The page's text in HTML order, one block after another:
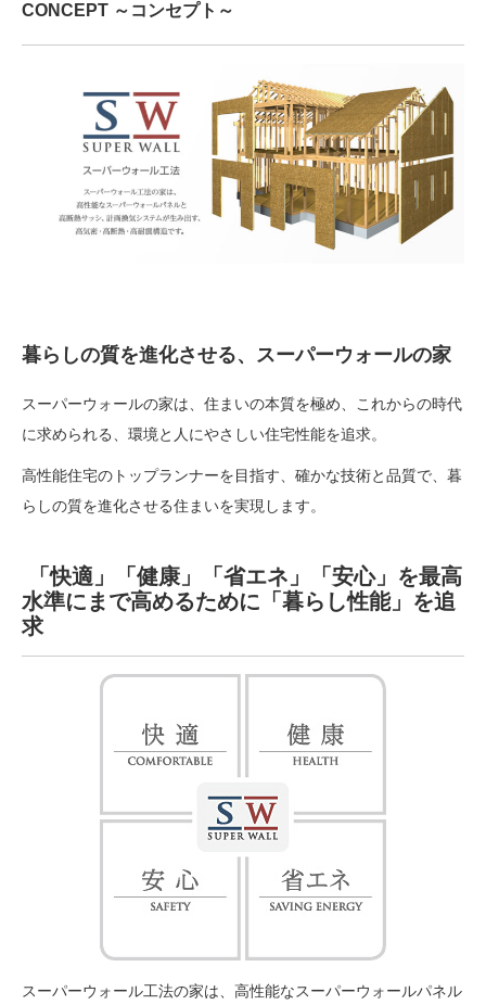
CONCEPT ～コンセプト～
暮らしの質を進化させる、スーパーウォールの家
スーパーウォールの家は、住まいの本質を極め、これからの時代
に求められる、環境と人にやさしい住宅性能を追求。
高性能住宅のトップランナーを目指す、確かな技術と品質で、暮
らしの質を進化させる住まいを実現します。
「快適」「健康」「省エネ」「安心」を最高
水準にまで高めるために「暮らし性能」を追
求
スーパーウォール工法の家は、高性能なスーパーウォールパネル